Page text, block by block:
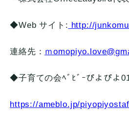
◆Web サイト: http://
連絡先： ｍ
◆子育ての会ﾍﾞﾋﾞｰぴよぴよ
https://ameblo.jp/